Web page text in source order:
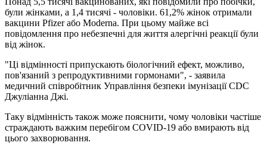
були жінками, а 1,4 тисячі - чоловіки. 61,2% жінок отримали
вакцини Pfizer або Moderna. При цьому майже всі
повідомлення про небезпечні для життя алергічні реакції були
від жінок.
"Ці відмінності припускають біологічний ефект, можливо,
пов'язаний з репродуктивними гормонами", - заявила
медичний співробітник Управління безпеки імунізації CDC
Джуліанна Джі.
Таку відмінність також може пояснити, чому чоловіки частіше
страждають важким перебігом COVID-19 або вмирають від
цього захворювання.